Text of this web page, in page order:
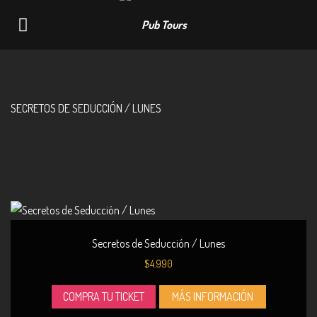
Navigation
SECRETOS DE SEDUCCIÓN / LUNES
Secretos de Seducción / Lunes
$4.990
COMPRA TU TICKET MÁS INFORMACIÓN